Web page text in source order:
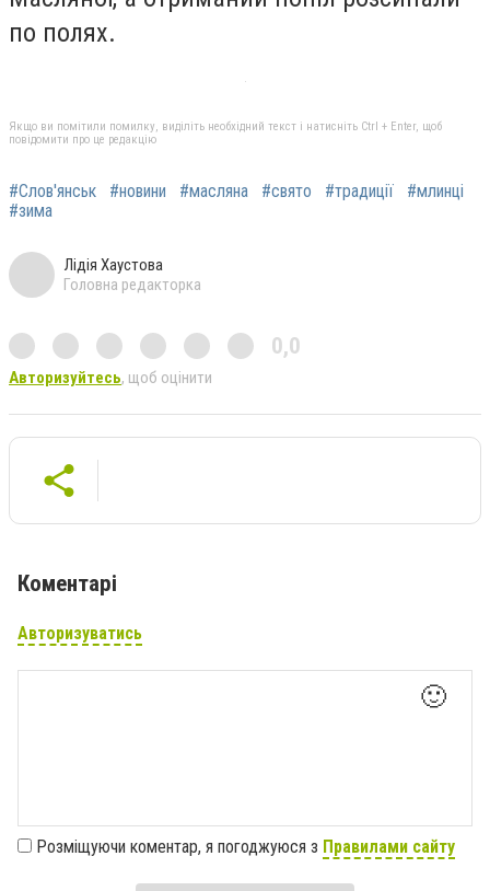
по полях.
Якщо ви помітили помилку, виділіть необхідний текст і натисніть Ctrl + Enter, щоб
повідомити про це редакцію
#Слов'янськ #новини #масляна #свято #традиції
#млинці
#зима
Лідія Хаустова
Головна редакторка
0,0
Авторизуйтесь, щоб оцінити
Коментарі
Авторизуватись
🙂
Розміщуючи коментар, я погоджуюся з Правилами сайту